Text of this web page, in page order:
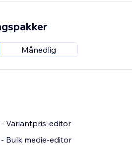
Månedlig
Variantpris-editor
Bulk medie-editor